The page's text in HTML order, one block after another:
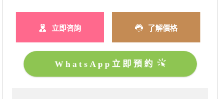
立即咨詢 了解價格
WhatsApp立即預約